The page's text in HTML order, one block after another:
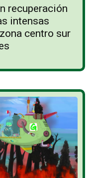
recuperación
intensas
centro sur